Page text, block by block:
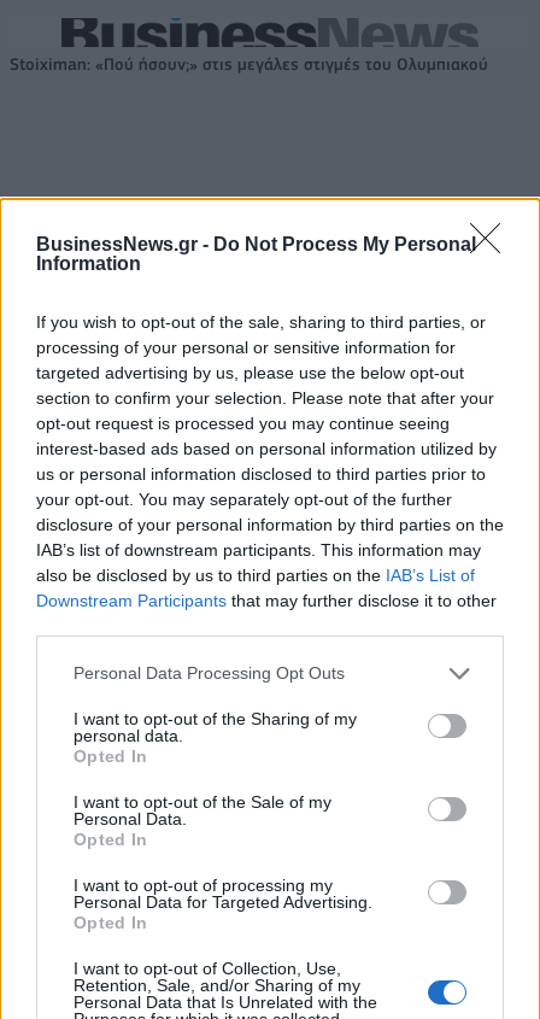
BusinessNews.gr - Do Not Process My Personal
Information
If you wish to opt-out of the sale, sharing to third parties, or
processing of your personal or sensitive information for
targeted advertising by us, please use the below opt-out
section to confirm your selection. Please note that after your
opt-out request is processed you may continue seeing
interest-based ads based on personal information utilized by
us or personal information disclosed to third parties prior to
your opt-out. You may separately opt-out of the further
disclosure of your personal information by third parties on the
IAB’s list of downstream participants. This information may
also be disclosed by us to third parties on the IAB’s List of
Downstream Participants that may further disclose it to other
Personal Data Processing Opt Outs
I want to opt-out of the Sharing of my
personal data.
Opted In
I want to opt-out of the Sale of my
Personal Data.
Opted In
I want to opt-out of processing my
Personal Data for Targeted Advertising.
Opted In
I want to opt-out of Collection, Use,
Retention, Sale, and/or Sharing of my
Personal Data that Is Unrelated with the
Stoiximan: «Πού ήσουν;» στις μεγάλες στιγμές του Ολυμπιακού
ΠΕΡΙΣΣΌΤΕΡΑ ΣΕ ΑΥΤΉ ΤΗΝ ΚΑΤΗΓΟΡΊΑ
Ο ύποπτος για τους
πυροβολισμούς στο
πούλμαν παραδόθηκε στις
Αρχές
11/09/2019 - 13:24
Σοκ προκαλεί η
εγκατάλειψη βρέφους σε
καρότσι στη Νέα Ιωνία
11/09/2019 - 13:37
ΡΟΗ ΕΙΔΗΣΕΩΝ
εκατ. ευρώ ο τζίρος
05/08/2026 - 18:27 ΟΙΚΟΝΟΜΙΑ